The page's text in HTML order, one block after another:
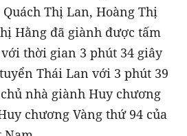
Thị Lan, Hoàng Thị
Hằng đã giành được tấm
thời gian 3 phút 34 giây
Thái Lan với 3 phút 39
nhà giành Huy chương
chương Vàng thứ 94 của